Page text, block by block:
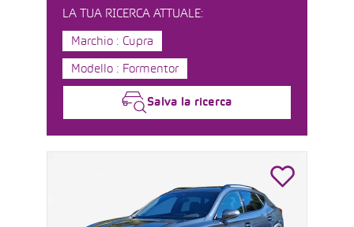
LA TUA RICERCA ATTUALE:
Marchio : Cupra
Modello : Formentor
Salva la ricerca